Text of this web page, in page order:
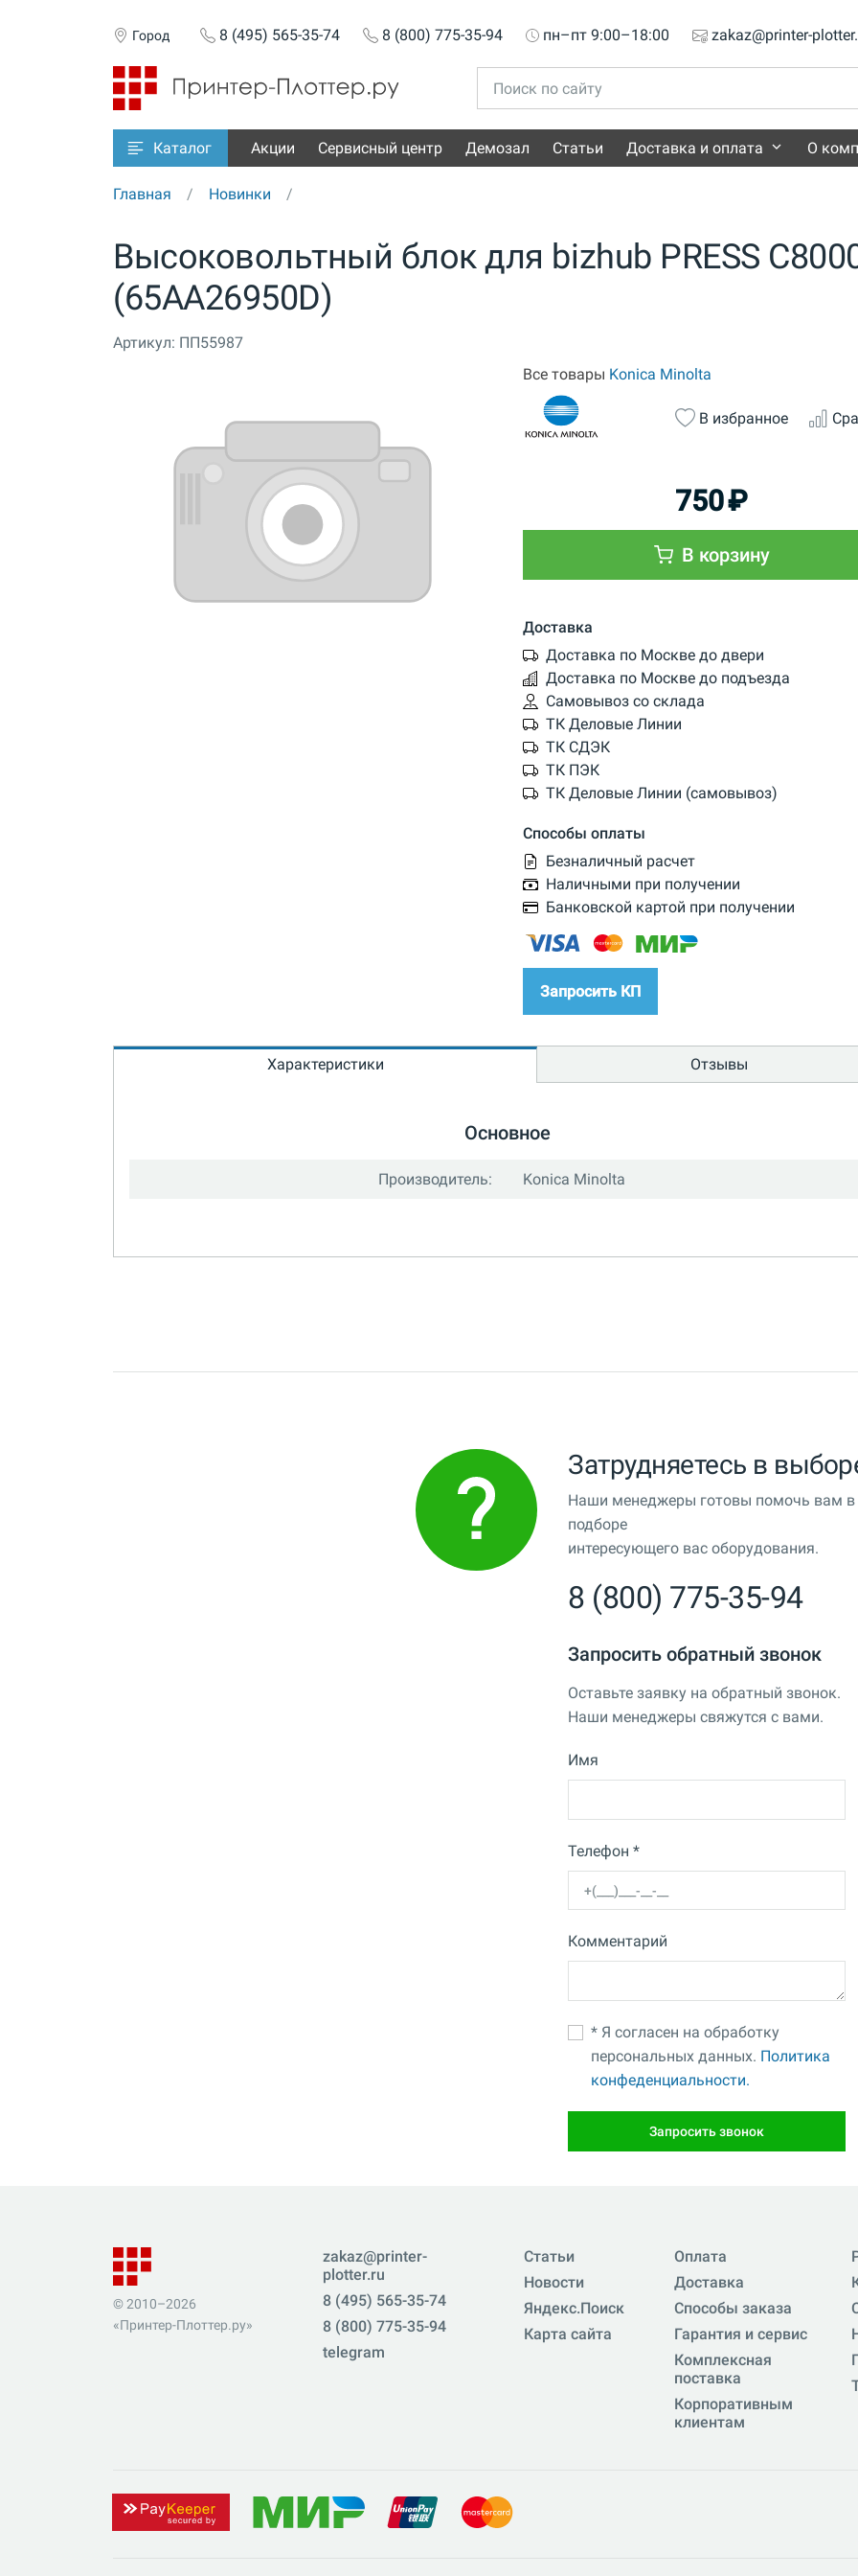
Город 8 (495) 565-35-74 8 (800) 775-35-94 пн–пт 9:00–18:00 zakaz@printer-
Каталог Акции Сервисный центр Демозал Статьи Доставка и оплата О
Главная Новинки
Высоковольтный блок для bizhub PRESS
(65AA26950D)
Артикул: ПП55987
Все товары Konica Minolta
В избранное
750₽
В корзину
Доставка
Доставка по Москве до двери
Доставка по Москве до подъезда
Самовывоз со склада
ТК Деловые Линии
ТК СДЭК
ТК ПЭК
ТК Деловые Линии (самовывоз)
Способы оплаты
Безналичный расчет
Наличными при получении
Банковской картой при получении
Запросить КП
Характеристики Отзывы
Основное
Производитель: Konica Minolta
Затрудняетесь в
Наши менеджеры готовы помочь вам в
подборе
интересующего вас оборудования.
8 (800) 775-35-94
Запросить обратный звонок
Оставьте заявку на обратный звонок.
Наши менеджеры свяжутся с вами.
Имя
Телефон *
Комментарий
* Я согласен на обработку
персональных данных. Политика
конфеденциальности.
Запросить звонок
© 2010–2026
«Принтер-Плоттер.ру»
zakaz@printer-
plotter.ru
8 (495) 565-35-74
8 (800) 775-35-94
telegram
Статьи
Новости
Яндекс.Поиск
Карта сайта
Оплата
Доставка
Способы заказа
Гарантия и сервис
Комплексная
поставка
Корпоративным
клиентам